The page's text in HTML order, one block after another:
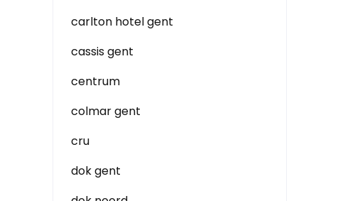
carlton hotel gent
cassis gent
centrum
colmar gent
cru
dok gent